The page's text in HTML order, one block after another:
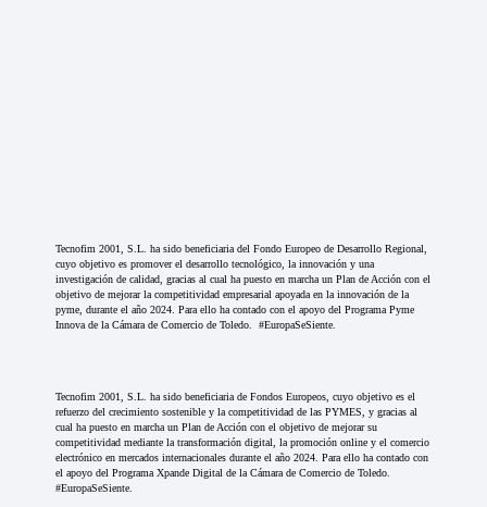
Tecnofim 2001, S.L. ha sido beneficiaria del Fondo Europeo de Desarrollo Regional,
cuyo objetivo es promover el desarrollo tecnológico, la innovación y una
investigación de calidad, gracias al cual ha puesto en marcha un Plan de Acción con el
objetivo de mejorar la competitividad empresarial apoyada en la innovación de la
pyme, durante el año 2024. Para ello ha contado con el apoyo del Programa Pyme
Innova de la Cámara de Comercio de Toledo. #EuropaSeSiente.
Tecnofim 2001, S.L. ha sido beneficiaria de Fondos Europeos, cuyo objetivo es el
refuerzo del crecimiento sostenible y la competitividad de las PYMES, y gracias al
cual ha puesto en marcha un Plan de Acción con el objetivo de mejorar su
competitividad mediante la transformación digital, la promoción online y el comercio
electrónico en mercados internacionales durante el año 2024. Para ello ha contado con
el apoyo del Programa Xpande Digital de la Cámara de Comercio de Toledo.
#EuropaSeSiente.